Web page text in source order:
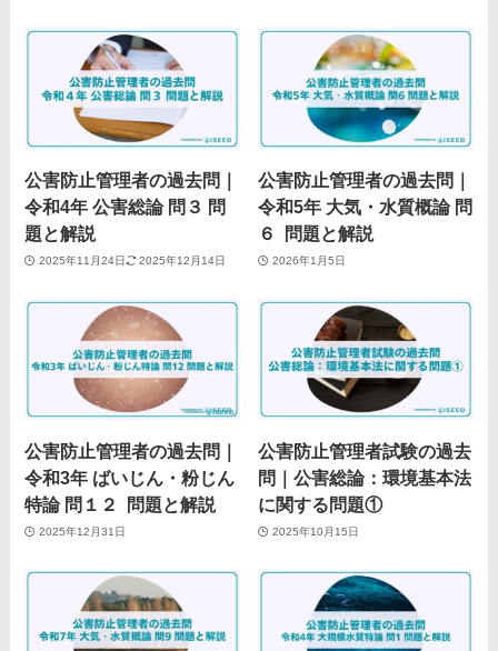
公害防止管理者の過去問｜
令和4年 公害総論 問３ 問
題と解説
2025年11月24日 2025年12月14日
公害防止管理者の過去問｜
令和5年 大気・水質概論 問
６ 問題と解説
2026年1月5日
公害防止管理者の過去問｜
令和3年 ばいじん・粉じん
特論 問１２ 問題と解説
2025年12月31日
公害防止管理者試験の過去
問｜公害総論：環境基本法
に関する問題①
2025年10月15日